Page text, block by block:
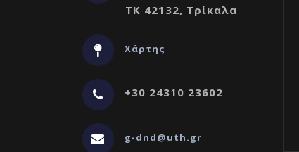
ΤΚ 42132, Τρίκαλα
Χάρτης
+30 24310 23602
g-dnd@uth.gr